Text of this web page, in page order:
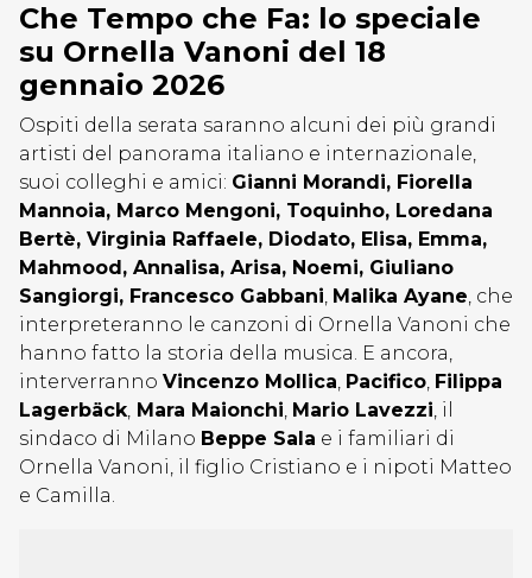
Che Tempo che Fa: lo speciale
su Ornella Vanoni del 18
gennaio 2026
Ospiti della serata saranno alcuni dei più grandi
artisti del panorama italiano e internazionale,
suoi colleghi e amici: Gianni Morandi, Fiorella
Mannoia, Marco Mengoni, Toquinho, Loredana
Bertè, Virginia Raffaele, Diodato, Elisa, Emma,
Mahmood, Annalisa, Arisa, Noemi, Giuliano
Sangiorgi, Francesco Gabbani, Malika Ayane, che
interpreteranno le canzoni di Ornella Vanoni che
hanno fatto la storia della musica. E ancora,
interverranno Vincenzo Mollica, Pacifico, Filippa
Lagerbäck, Mara Maionchi, Mario Lavezzi, il
sindaco di Milano Beppe Sala e i familiari di
Ornella Vanoni, il figlio Cristiano e i nipoti Matteo
e Camilla.